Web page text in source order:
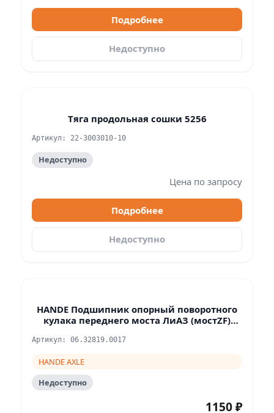
Подробнее
Недоступно
Тяга продольная сошки 5256
Артикул: 22-3003010-10
Недоступно
Цена по запросу
Подробнее
Недоступно
HANDE Подшипник опорный поворотного
кулака переднего моста ЛиАЗ (мостZF)
Артикул: 06.32819.0017
HANDE AXLE
Недоступно
1150 ₽